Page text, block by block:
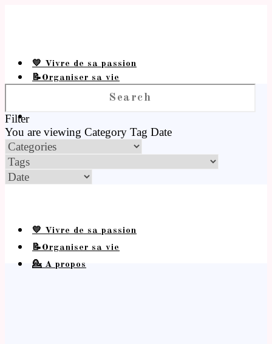
💛 Vivre de sa passion
📝Organiser sa vie
Filter
You are viewing Category Tag Date
💛 Vivre de sa passion
📝Organiser sa vie
💁 A propos